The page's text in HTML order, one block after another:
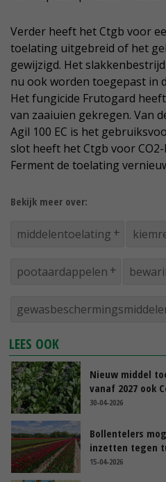
Verder heeft het Ctgb voor
toelating uitgebreid of het
gewijzigd. Het
nu ook worden toegepast in
Het fungicide Frutogard
van zaaiuien gekregen. Van
Agil 100 EC is het
slot heeft het Ctgb voor
Ferment de toelating
Bekijk meer over:
middelentoelating
pootaardappelen
LEES OOK
Nieuw middel
vanaf 2027 ook
30-04-2026
Bollentelers
inzetten tegen
15-04-2026